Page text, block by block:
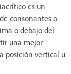
es un
consonantes o
o debajo del
una mejor
posición vertical u